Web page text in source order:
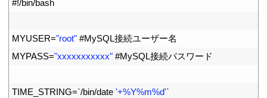
#!/bin/bash
MYUSER="root" #MySQL接続ユーザー名
MYPASS="xxxxxxxxxxx" #MySQL接続パスワード
TIME_STRING=`/bin/date '+%Y%m%d'`